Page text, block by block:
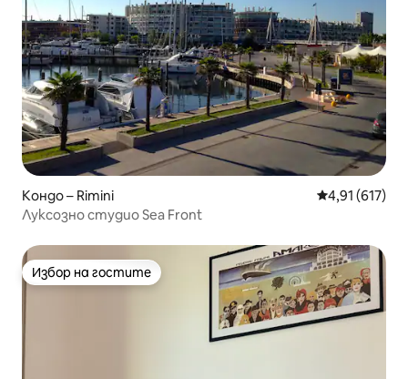
Кондо – Rimini Средна
4,91 (617)
Луксозно студио Sea Front
Избор на гостите
Избор на гостите